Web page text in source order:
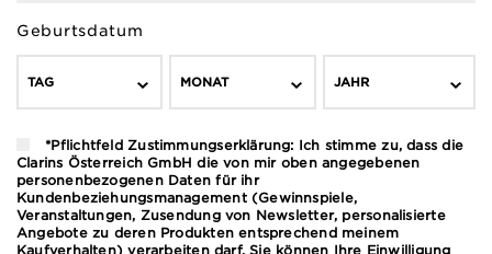
Geburtsdatum
TAG MONAT JAHR
*Pflichtfeld Zustimmungserklärung: Ich stimme zu, dass die
Clarins Österreich GmbH die von mir oben angegebenen
personenbezogenen Daten für ihr
Kundenbeziehungsmanagement (Gewinnspiele,
Veranstaltungen, Zusendung von Newsletter, personalisierte
Angebote zu deren Produkten entsprechend meinem
Kaufverhalten) verarbeiten darf. Sie können Ihre Einwilligung